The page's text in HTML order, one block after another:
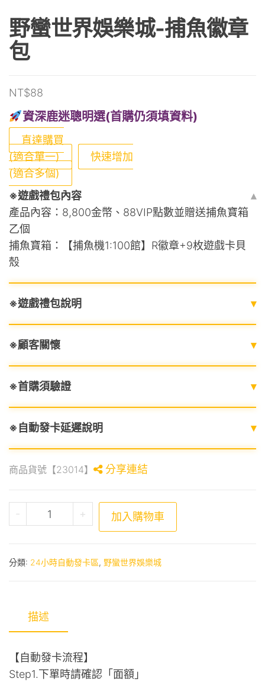
野蠻世界娛樂城-捕魚徽章
包
NT$88
資深鹿迷聰明選(首購仍須填資料)
直達購買
(適合單一)
快速增加
(適合多個)
※遊戲禮包內容
▴
產品內容：8,800金幣、88VIP點數並贈送捕魚寶箱
乙個
捕魚寶箱：【捕魚機1:100館】R徽章+9枚遊戲卡貝
殼
※遊戲禮包說明 ▾
※顧客關懷 ▾
※首購須驗證 ▾
※自動發卡延遲說明 ▾
商品貨號【23014】 分享連結
- 野蠻世界娛樂城-捕魚徽章包 數量
+ 加入購物車
分類: 24小時自動發卡區, 野蠻世界娛樂城
描述
【自動發卡流程】
Step1.下單時請確認「面額」